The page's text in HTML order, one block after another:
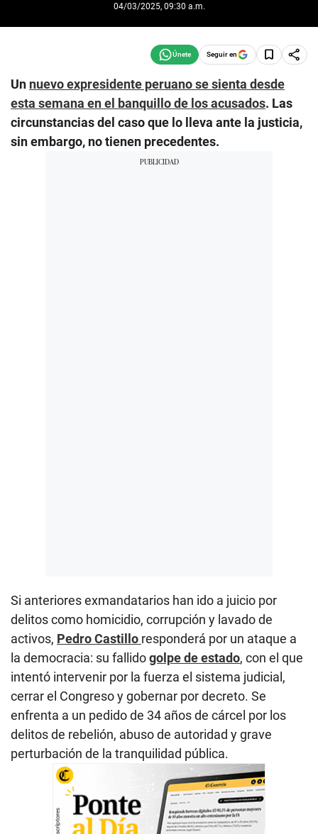
04/03/2025, 09:30 a.m.
Seguir en
Un nuevo expresidente peruano se sienta desde
esta semana en el banquillo de los acusados. Las
circunstancias del caso que lo lleva ante la justicia,
sin embargo, no tienen precedentes.
Si anteriores exmandatarios han ido a juicio por
delitos como homicidio, corrupción y lavado de
activos, Pedro Castillo responderá por un ataque a
la democracia: su fallidogolpe de estado, con el que
intentó intervenir por la fuerza el sistema judicial,
cerrar el Congreso y gobernar por decreto. Se
enfrenta a un pedido de 34 años de cárcel por los
delitos de rebelión, abuso de autoridad y grave
perturbación de la tranquilidad pública.